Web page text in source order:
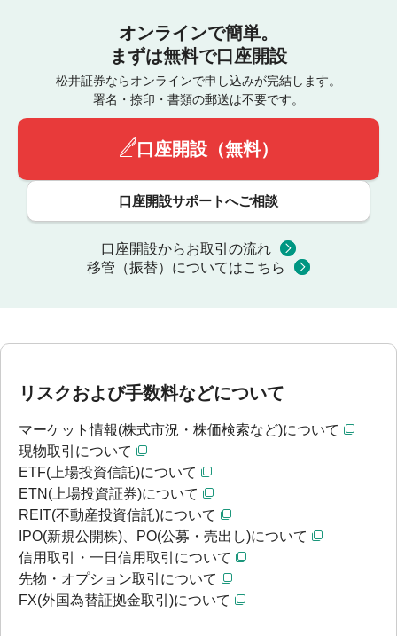
オンラインで簡単。
まずは無料で口座開設
松井証券ならオンラインで申し込みが完結します。
署名・捺印・書類の郵送は不要です。
口座開設（無料）
口座開設サポートへご相談
口座開設からお取引の流れ
移管（振替）についてはこちら
リスクおよび手数料などについて
マーケット情報(株式市況・株価検索など)について
現物取引について
ETF(上場投資信託)について
ETN(上場投資証券)について
REIT(不動産投資信託)について
IPO(新規公開株)、PO(公募・売出し)について
信用取引・一日信用取引について
先物・オプション取引について
FX(外国為替証拠金取引)について